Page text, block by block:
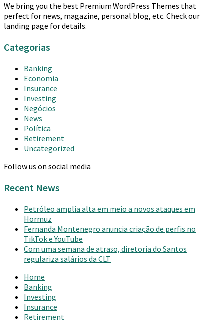
We bring you the best Premium WordPress Themes that
perfect for news, magazine, personal blog, etc. Check our
landing page for details.
Categorias
Banking
Economia
Insurance
Investing
Negócios
News
Política
Retirement
Uncategorized
Follow us on social media
Recent News
Petróleo amplia alta em meio a novos ataques em
Hormuz
Fernanda Montenegro anuncia criação de perfis no
TikTok e YouTube
Com uma semana de atraso, diretoria do Santos
regulariza salários da CLT
Home
Banking
Investing
Insurance
Retirement